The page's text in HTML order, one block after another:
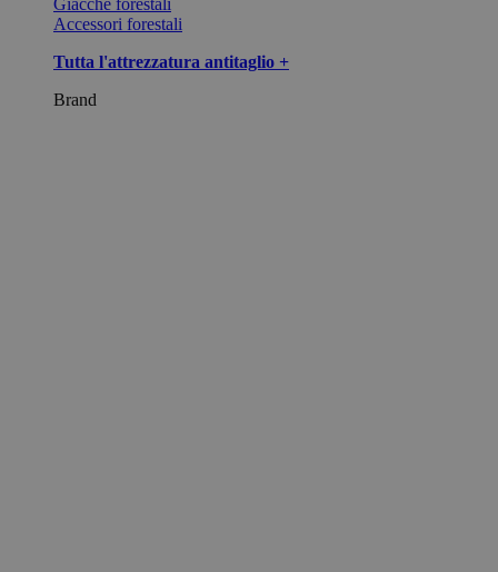
Giacche forestali
Accessori forestali
Tutta l'attrezzatura antitaglio +
Brand